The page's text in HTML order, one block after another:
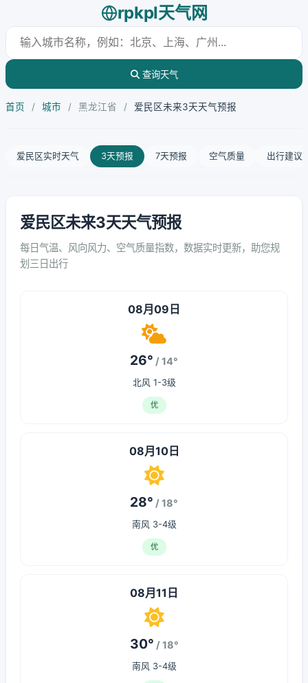
rpkpl天气网
查询天气
首页 / 城市 / 黑龙江省 / 爱民区未来3天天气预报
爱民区实时天气 3天预报 7天预报 空气质量 出行建议
爱民区未来3天天气预报
每日气温、风向风力、空气质量指数，数据实时更新，助您规
划三日出行
08月09日
26° / 14°
北风 1-3级
优
08月10日
28° / 18°
南风 3-4级
优
08月11日
30° / 18°
南风 3-4级